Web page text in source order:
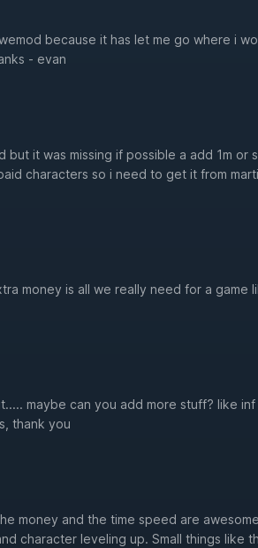
because it has let me go where i
- evan
it was missing if possible a add 1m or
characters so i need to get it from
money is all we really need for a game
maybe can you add more stuff? like
thank you
money and the time speed are
character leveling up. Small things like